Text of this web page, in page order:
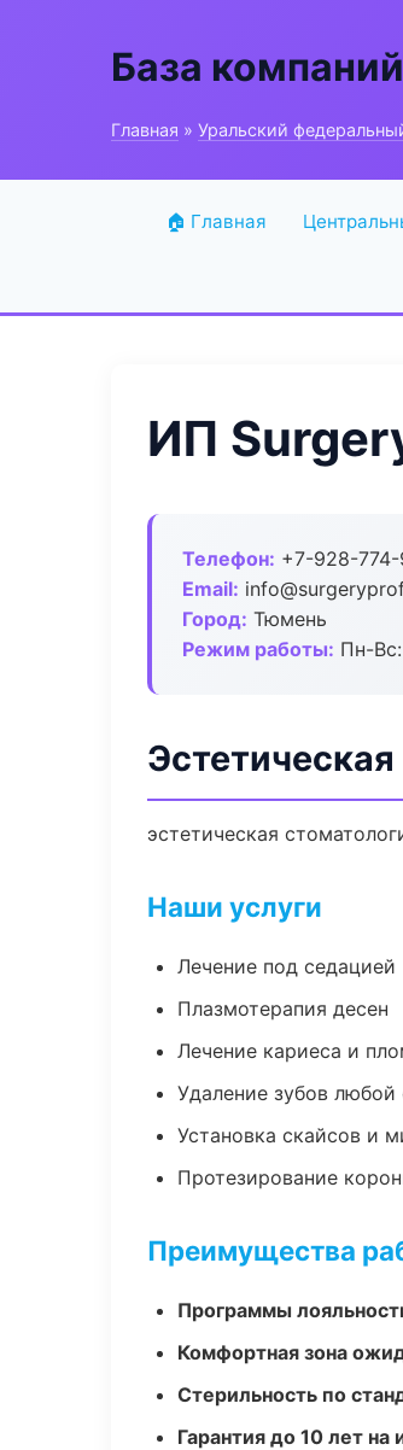
База компаний
Главная » Уральский
🏠 Главная
ИП
Телефон: +7-928-774-
Email:
Город: Тюмень
Режим работы: Пн-
эстетическая
Наши услуги
Лечение под седацией
Плазмотерапия десен
Лечение кариеса и
Удаление зубов
Установка скайсов и
Протезирование
Преимущества
Программы
Комфортная зона
Стерильность по
Гарантия до 10 лет